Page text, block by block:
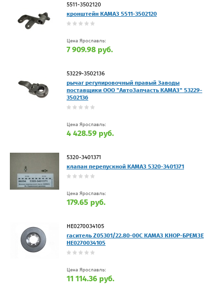
5511-3502120
кронштейн КАМАЗ 5511-3502120
Цена Ярославль:
7 909.98 руб.
53229-3502136
рычаг регулировочный правый Заводы
поставщики ООО "АвтоЗапчасть КАМАЗ" 53229-
3502136
Цена Ярославль:
4 428.59 руб.
5320-3401371
клапан перепускной КАМАЗ 5320-3401371
Цена Ярославль:
179.65 руб.
HE0270034105
гаситель Z05301/22.80-00C КАМАЗ КНОР-БРЕМЗЕ
HE0270034105
Цена Ярославль:
11 114.36 руб.